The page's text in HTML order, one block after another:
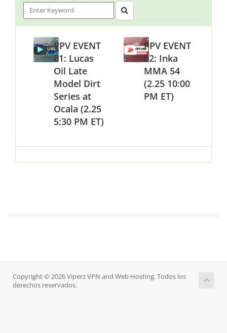
Copyright © 2026 Viperz VPN and Web Hosting. Todos los
derechos reservados.